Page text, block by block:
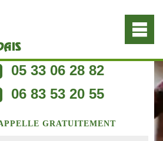
05 33 06 28 82
06 83 53 20 55
GRATUITEMENT